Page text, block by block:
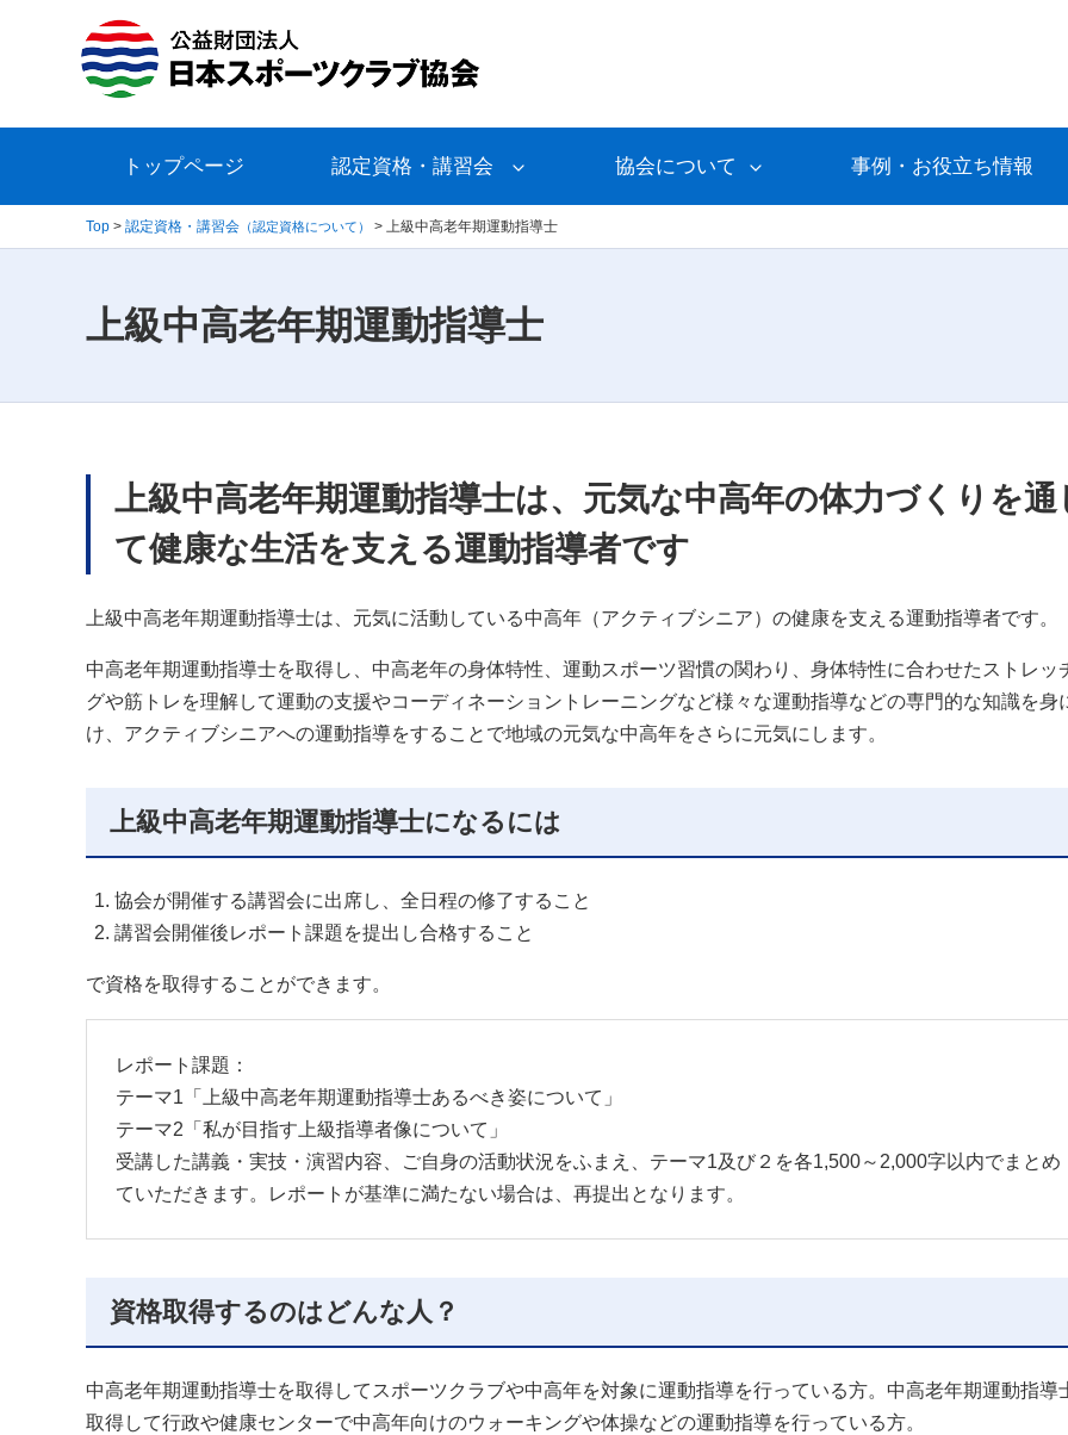
トップページ 認定資格・講習会 協会について 事例・お役立ち情報
Top > 認定資格・講習会 （認定資格について） > 上級中高老年期運動指導士
上級中高老年期運動指導士
上級中高老年期運動指導士は、元気な中高年の体力づくりを通
て健康な生活を支える運動指導者です
上級中高老年期運動指導士は、元気に活動している中高年（アクティブシニア）の健康を支える運動指導者です。
中高老年期運動指導士を取得し、中高老年の身体特性、運動スポーツ習慣の関わり、身体特性に合わせたストレッ
グや筋トレを理解して運動の支援やコーディネーショントレーニングなど様々な運動指導などの専門的な知識を身
け、アクティブシニアへの運動指導をすることで地域の元気な中高年をさらに元気にします。
上級中高老年期運動指導士になるには
協会が開催する講習会に出席し、全日程の修了すること
講習会開催後レポート課題を提出し合格すること
で資格を取得することができます。
レポート課題：
テーマ1「上級中高老年期運動指導士あるべき姿について」
テーマ2「私が目指す上級指導者像について」
受講した講義・実技・演習内容、ご自身の活動状況をふまえ、テーマ1及び２を各1,500～2,000字以内でまとめ
ていただきます。レポートが基準に満たない場合は、再提出となります。
資格取得するのはどんな人？
中高老年期運動指導士を取得してスポーツクラブや中高年を対象に運動指導を行っている方。中高老年期運動指導
取得して行政や健康センターで中高年向けのウォーキングや体操などの運動指導を行っている方。